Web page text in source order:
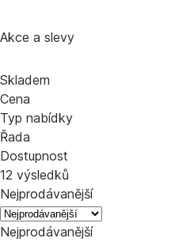
Akce a slevy
Skladem
Cena
Typ nabídky
Řada
Dostupnost
12 výsledků
Nejprodávanější
Nejprodávanější